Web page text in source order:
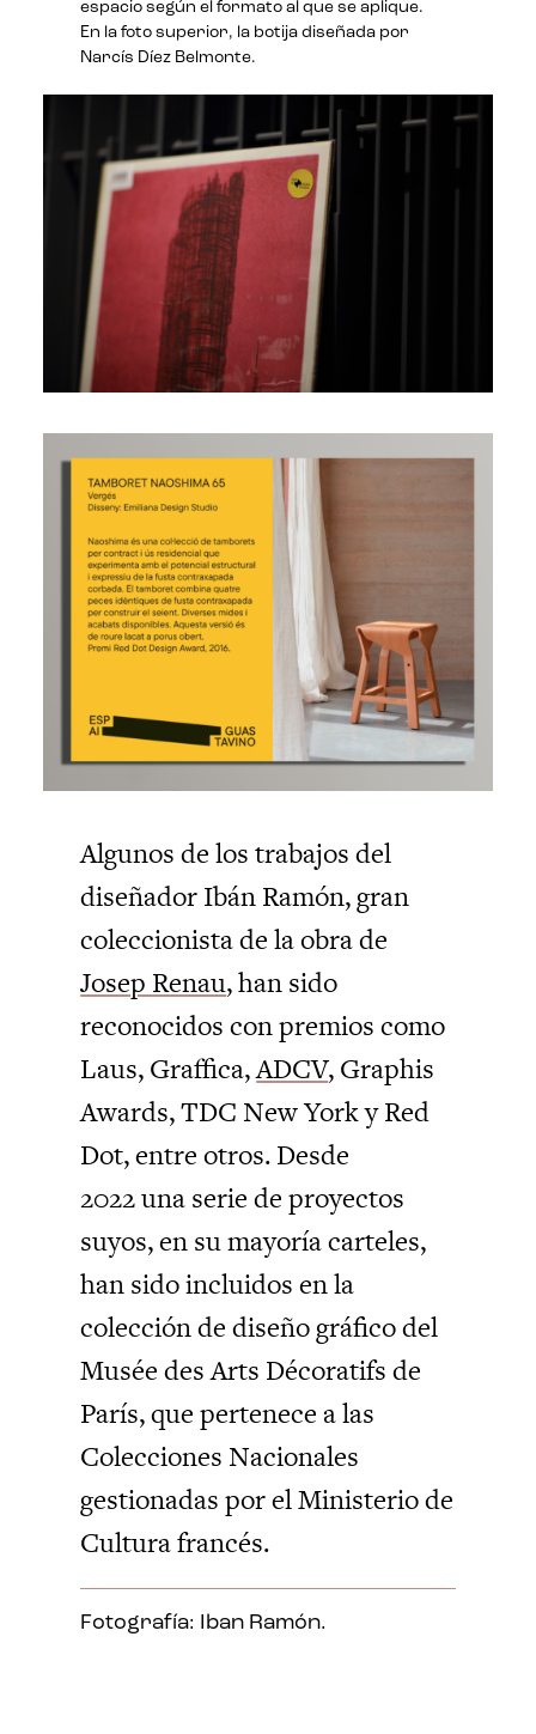
espacio según el formato al que se aplique.
En la foto superior, la botija diseñada por
Narcís Díez Belmonte.
Algunos de los trabajos del
diseñador Ibán Ramón, gran
coleccionista de la obra de
Josep Renau, han sido
reconocidos con premios como
Laus, Graffica,ADCV, Graphis
Awards, TDC New York y Red
Dot, entre otros. Desde
2022 una serie de proyectos
suyos, en su mayoría carteles,
han sido incluidos en la
colección de diseño gráfico del
Musée des Arts Décoratifs de
París, que pertenece a las
Colecciones Nacionales
gestionadas por el Ministerio de
Cultura francés.
Fotografía: Iban Ramón.